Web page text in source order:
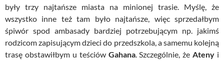
były trzy najtańsze miasta na minionej trasie. Myślę, że
wszystko inne też tam było najtańsze, więc sprzedałbym
śpiwór spod ambasady bardziej potrzebującym np. jakimś
rodzicom zapisującym dzieci do przedszkola, a samemu kolejną
trasę obstawiłbym u teściów Gahana. Szczególnie, żeAteny i